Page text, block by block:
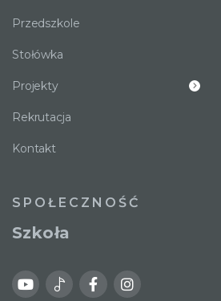
Przedszkole
Stołówka
Projekty
Rekrutacja
Kontakt
SPOŁECZNOŚĆ
Szkoła